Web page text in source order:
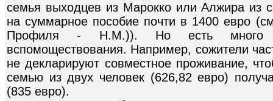
семья выходцев из Марокко или Алжира из
на суммарное пособие почти в 1400 евро
Профиля - Н.М.)). Но есть много
вспомоществования. Например, сожители
не декларируют совместное проживание,
семью из двух человек (626,82 евро)
(835 евро).